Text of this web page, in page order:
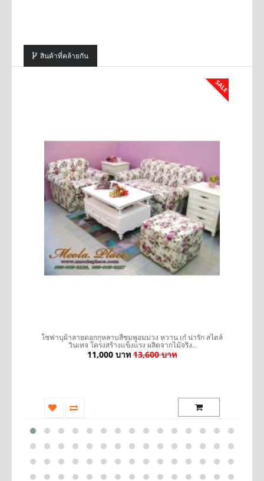
สินค้าที่คล้ายกัน
SALE
โซฟาบุผ้าลายดอกกุหลาบสีชมพูอมม่วง หวาน เก๋ น่ารัก สไตล์
วินเทจ โครงสร้างแข็งแรง ผลิตจากไม้จริง..
11,000 บาท 13,600 บาท